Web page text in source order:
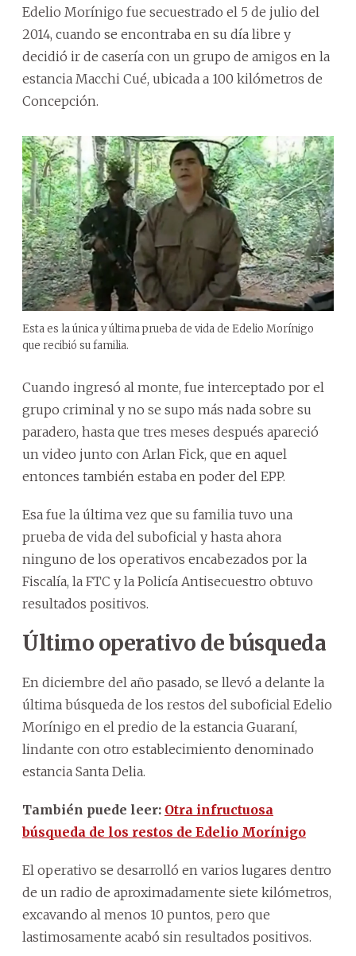
Edelio Morínigo fue secuestrado el 5 de julio del
2014, cuando se encontraba en su día libre y
decidió ir de casería con un grupo de amigos en la
estancia Macchi Cué, ubicada a 100 kilómetros de
Concepción.
Esta es la única y última prueba de vida de Edelio Morínigo
que recibió su familia.
Cuando ingresó al monte, fue interceptado por el
grupo criminal y no se supo más nada sobre su
paradero, hasta que tres meses después apareció
un video junto con Arlan Fick, que en aquel
entonces también estaba en poder del EPP.
Esa fue la última vez que su familia tuvo una
prueba de vida del suboficial y hasta ahora
ninguno de los operativos encabezados por la
Fiscalía, la FTC y la Policía Antisecuestro obtuvo
resultados positivos.
Último operativo de búsqueda
En diciembre del año pasado, se llevó a delante la
última búsqueda de los restos del suboficial Edelio
Morínigo en el predio de la estancia Guaraní,
lindante con otro establecimiento denominado
estancia Santa Delia.
También puede leer: Otra infructuosa
búsqueda de los restos de Edelio Morínigo
El operativo se desarrolló en varios lugares dentro
de un radio de aproximadamente siete kilómetros,
excavando al menos 10 puntos, pero que
lastimosamente acabó sin resultados positivos.